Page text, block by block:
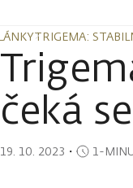
TRIGEMA:
čeká
19. 10. 2023 ・ 1-